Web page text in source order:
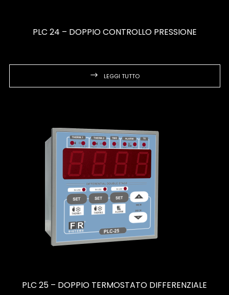
PLC 24 – DOPPIO CONTROLLO PRESSIONE
LEGGI TUTTO
PLC 25 – DOPPIO TERMOSTATO DIFFERENZIALE